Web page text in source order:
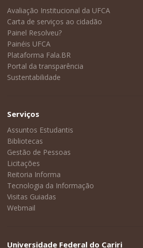
Avaliação Institucional da UFCA
Carta de serviços ao cidadão
Painel Resolveu?
Painéis UFCA
Plataforma Fala.BR
Portal da transparência
Sustentabilidade
Serviços
Assuntos Estudantis
Bibliotecas
Gestão de Pessoas
Licitações
Reitoria Informa
Tecnologia da Informação
Visitas Guiadas
Webmail
Universidade Federal do Cariri